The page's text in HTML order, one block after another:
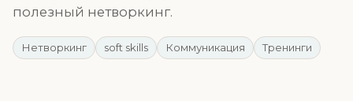
полезный нетворкинг.
Нетворкинг soft skills Коммуникация Тренинги